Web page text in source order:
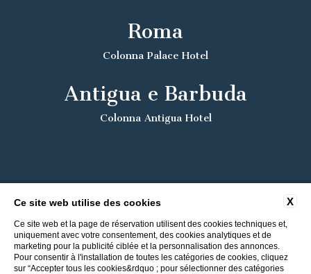
Roma
Colonna Palace Hotel
Antigua e Barbuda
Colonna Antigua Hotel
X
Ce site web utilise des cookies
Ce site web et la page de réservation utilisent des cookies techniques et,
uniquement avec votre consentement, des cookies analytiques et de
marketing pour la publicité ciblée et la personnalisation des annonces.
Pour consentir à l'installation de toutes les catégories de cookies, cliquez
sur “Accepter tous les cookies&rdquo ; pour sélectionner des catégories